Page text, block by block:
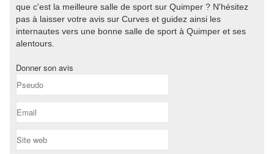
que c'est la meilleure salle de sport sur Quimper ? N'hésitez
pas à laisser votre avis sur Curves et guidez ainsi les
internautes vers une bonne salle de sport à Quimper et ses
alentours.
Donner son avis